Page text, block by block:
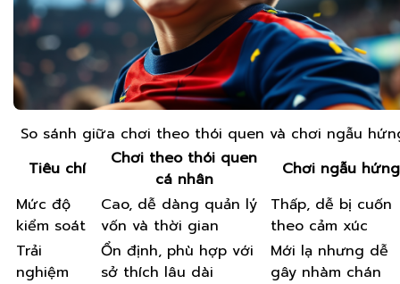
So sánh giữa chơi theo thói quen và chơi ngẫu
Tiêu chí
Chơi theo thói quen
cá nhân
Chơi ngẫu hứng
Mức độ
kiểm soát
Cao, dễ dàng quản lý
vốn và thời gian
Thấp, dễ bị cuốn
theo cảm xúc
Trải
nghiệm
Ổn định, phù hợp với
sở thích lâu dài
Mới lạ nhưng dễ
gây nhàm chán